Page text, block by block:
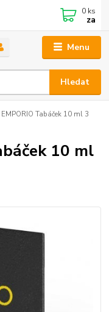
Menu
Hledat
0 ks
za
Tabáček 10 ml 3
10 ml